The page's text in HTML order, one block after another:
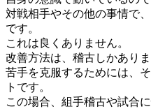
対戦相手やその他の事情で
です。
これは良くありません。
改善方法は、稽古しかありま
苦手を克服するためには、
トです。
この場合、組手稽古や試合